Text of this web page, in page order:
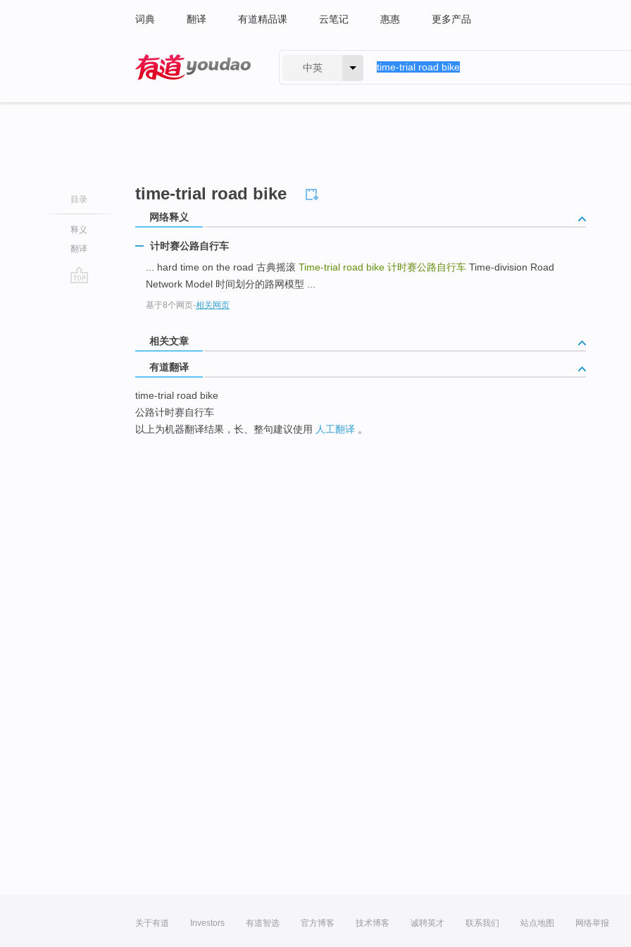
词典 翻译 有道精品课 云笔记 惠惠 更多产品
中英
目录
释义
翻译
time-trial road bike
网络释义
计时赛公路自行车
... hard time on the road 古典摇滚 Time-trial road bike 计时赛公路自行车 Time-division Road
Network Model 时间划分的路网模型 ...
基于8个网页-相关网页
相关文章
有道翻译
time-trial road bike
公路计时赛自行车
以上为机器翻译结果，长、整句建议使用 人工翻译 。
关于有道 Investors 有道智选 官方博客 技术博客 诚聘英才 联系我们 站点地图 网络举报